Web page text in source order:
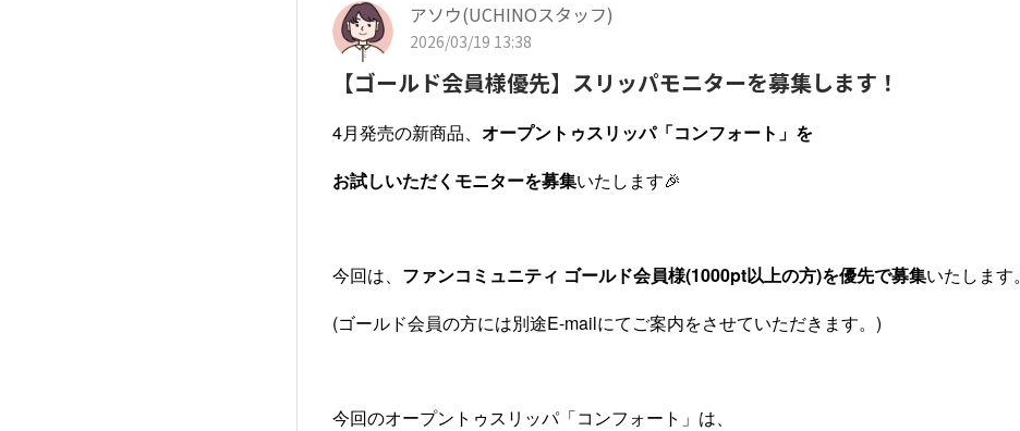
アソウ(UCHINOスタッフ)
2026/03/19 13:38
【ゴールド会員様優先】スリッパモニターを募集します！
4月発売の新商品、 オープントゥスリッパ「コンフォート」を
お試しいただくモニターを募集いたします🎉
今回は、 ファンコミュニティ ゴールド会員様(1000pt以上の方)を優先で募集いたします。
(ゴールド会員の方には別途E-mailにてご案内をさせていただきます。)
今回のオープントゥスリッパ「コンフォート」は、